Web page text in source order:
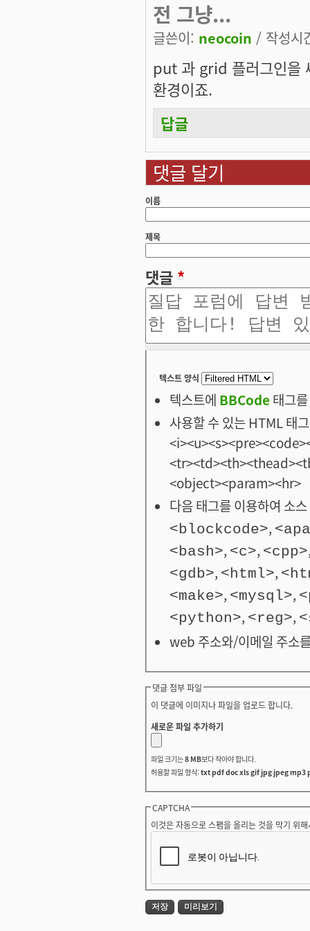
전 그냥...
글쓴이: neocoin / 작성시
put 과 grid 플러그인을
환경이죠.
답글
댓글 달기
이름
제목
댓글 *
텍스트 양식
텍스트에 BBCode태그
사용할 수 있는 HTML
<object><param><hr>
다음 태그를 이용하여 소
<blockcode>,
<bash>, <c>, <cpp>
<gdb>, <html>,
<make>, <mysql>,
<python>, <reg>,
web 주소와/이메일 주소
댓글 첨부 파일
이 댓글에 이미지나 파일을 업로드 합니다.
새로운 파일 추가하기
파일 크기는8 MB보다 작아야 합니다.
허용할 파일 형식: txt pdf doc xls gif jpg jpeg mp3
CAPTCHA
이것은 자동으로 스팸을 올리는 것을 막기 위